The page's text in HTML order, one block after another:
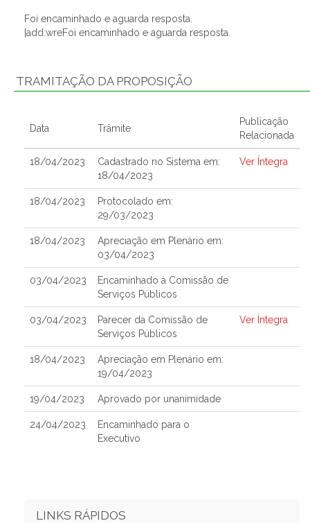
Foi encaminhado e aguarda resposta.
|add:wreFoi encaminhado e aguarda resposta.
TRAMITAÇÃO DA PROPOSIÇÃO
Data Trâmite
Publicação
Relacionada
18/04/2023
Cadastrado no Sistema em:
18/04/2023
Ver Íntegra
18/04/2023
Protocolado em:
29/03/2023
18/04/2023
Apreciação em Plenário em:
03/04/2023
03/04/2023
Encaminhado à Comissão de
Serviços Públicos
03/04/2023
Parecer da Comissão de
Serviços Públicos
Ver Íntegra
18/04/2023
Apreciação em Plenário em:
19/04/2023
19/04/2023 Aprovado por unanimidade
24/04/2023
Encaminhado para o
Executivo
LINKS RÁPIDOS